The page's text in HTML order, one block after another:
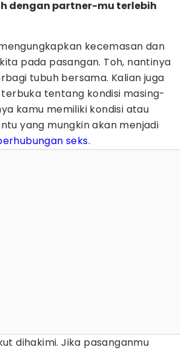
dengan partner-mu terlebih
kecemasan dan
pada pasangan. Toh, nantinya
tubuh bersama. Kalian juga
tentang kondisi masing-
kamu memiliki kondisi atau
yang mungkin akan menjadi
seks.
dihakimi. Jika pasanganmu